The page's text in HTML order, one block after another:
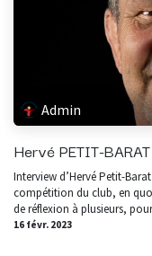
Admin
Hervé PETIT-BARAT
Interview d’Hervé Petit-
compétition du club, en
de réflexion à plusieurs,
16 févr. 2023